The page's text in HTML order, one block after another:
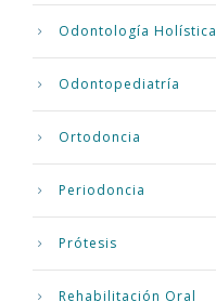
Odontología Holística
Odontopediatría
Ortodoncia
Periodoncia
Prótesis
Rehabilitación Oral